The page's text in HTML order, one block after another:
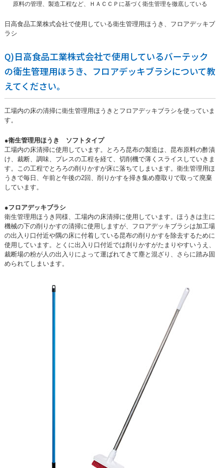
原料の管理、製造工程など、ＨＡＣＣＰに基づく衛生管理を徹底している
日高食品工業株式会社で使用している衛生管理用ほうき、フロアデッキブ
ラシ
Q)日高食品工業株式会社で使用しているバーテック
の衛生管理用ほうき、フロアデッキブラシについて教
えてください。
工場内の床の清掃に衛生管理用ほうきとフロアデッキブラシを使っていま
す。
●衛生管理用ほうき ソフトタイプ
工場内の床清掃に使用しています。とろろ昆布の製造は、昆布原料の酢漬
け、裁断、調味、プレスの工程を経て、切削機で薄くスライスしていきま
す。この工程でとろろの削りかすが床に落ちてしまいます。衛生管理用ほ
うきで毎日、午前と午後の2回、削りかすを掃き集め塵取りで取って廃棄
しています。
●フロアデッキブラシ
衛生管理用ほうき同様、工場内の床清掃に使用しています。ほうきは主に
機械の下の削りかすの清掃に使用しますが、フロアデッキブラシは加工場
の出入り口付近や隅の床に付着している昆布の削りかすを除去するために
使用しています。とくに出入り口付近では削りかすがたまりやすいうえ、
裁断場の粉が人の出入りによって運ばれてきて塵と混ざり、さらに踏み固
められてしまいます。